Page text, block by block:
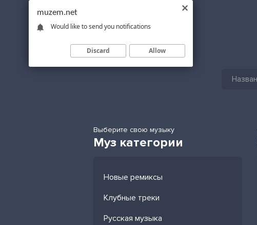
Выберите свою музыку
Муз категории
Новые ремиксы
Клубные треки
Русская музыка
muzem.net
Would like to send you notifications
Discard Allow